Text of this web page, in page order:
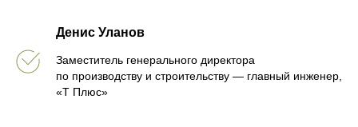
Денис Уланов
Заместитель генерального директора
по производству и строительству — главный инженер,
«Т Плюс»